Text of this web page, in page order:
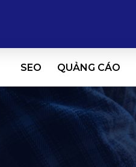
SEO QUẢNG CÁO